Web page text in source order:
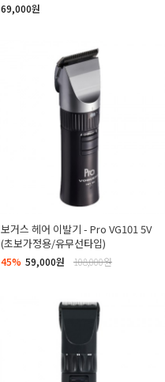
69,000원
보거스 헤어 이발기 - Pro VG101 5V
(초보가정용/유무선타입)
45% 59,000원 108,000원